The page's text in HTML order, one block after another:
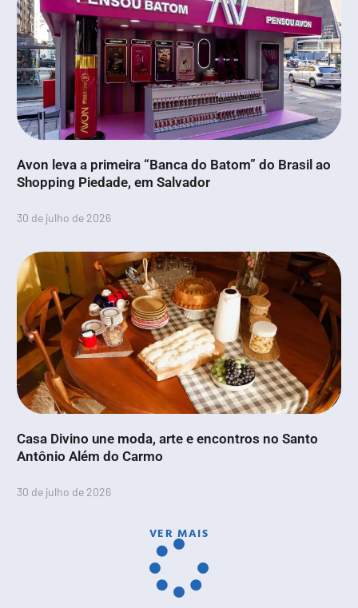
Avon leva a primeira “Banca do Batom” do Brasil ao
Shopping Piedade, em Salvador
30 de julho de 2026
Casa Divino une moda, arte e encontros no Santo
Antônio Além do Carmo
30 de julho de 2026
VER MAIS